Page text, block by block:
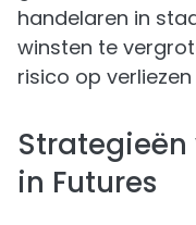
handelaren in
winsten te
risico op
Strategieën
in Futures